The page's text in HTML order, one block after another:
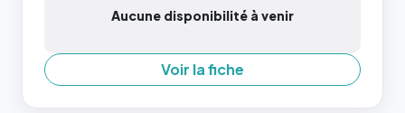
Aucune disponibilité à venir
Voir la fiche